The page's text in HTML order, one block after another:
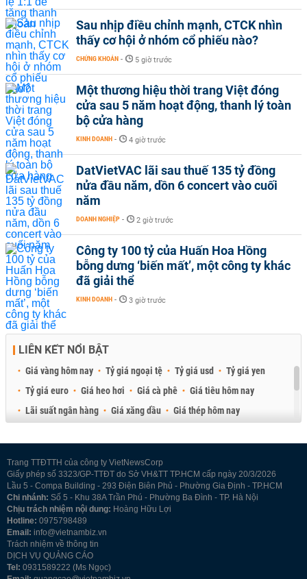
Sau nhịp điều chỉnh mạnh, CTCK nhìn
thấy cơ hội ở nhóm cổ phiếu nào?
CHỨNG KHOÁN - 5 giờ trước
Một thương hiệu thời trang Việt đóng
cửa sau 5 năm hoạt động, thanh lý toàn
bộ cửa hàng
KINH DOANH - 4 giờ trước
DatVietVAC lãi sau thuế 135 tỷ đồng
nửa đầu năm, dồn 6 concert vào cuối
năm
DOANH NGHIỆP - 2 giờ trước
Công ty 100 tỷ của Huấn Hoa Hồng
bỗng dưng ‘biến mất’, một công ty khác
đã giải thể
KINH DOANH - 3 giờ trước
LIÊN KẾT NỔI BẬT
Giá vàng hôm nay Tỷ giá ngoại tệ Tỷ giá usd
Tỷ giá yen
Tỷ giá euro
Giá heo hơi Giá cà phê
Giá tiêu hôm nay
Lãi suất ngân hàng
Giá xăng dầu
Giá thép hôm nay
Trang TTĐTTH của công ty VietNewsCorp
Giấy phép số 3323/GP-TTĐT do Sở VH&TT TP.HCM cấp ngày 20/3/2026
Lầu 5 - Compa Building - 293 Điện Biên Phủ - Phường Gia Định - TP.HCM
Chi nhánh: Số 5 - Khu 38A Trần Phú - Phường Ba Đình - TP. Hà Nội
Chịu trách nhiệm nội dung: Hoàng Hữu Lợi
Hotline: 0975798489
Email: info@vietnambiz.vn
Trách nhiệm về thông tin
DỊCH VỤ QUẢNG CÁO
Tel: 0931589222 (Ms Ngọc)